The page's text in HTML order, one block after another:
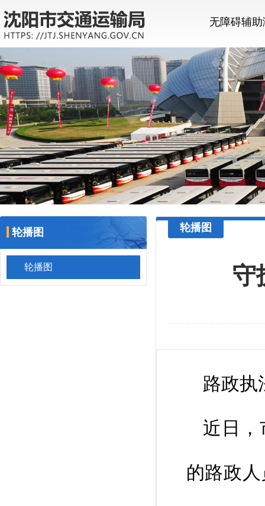
无障碍辅
轮播图
轮播图
轮播图
守
路政执
近日
的路政